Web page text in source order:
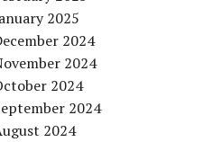
2025
2024
2024
2024
2024
2024